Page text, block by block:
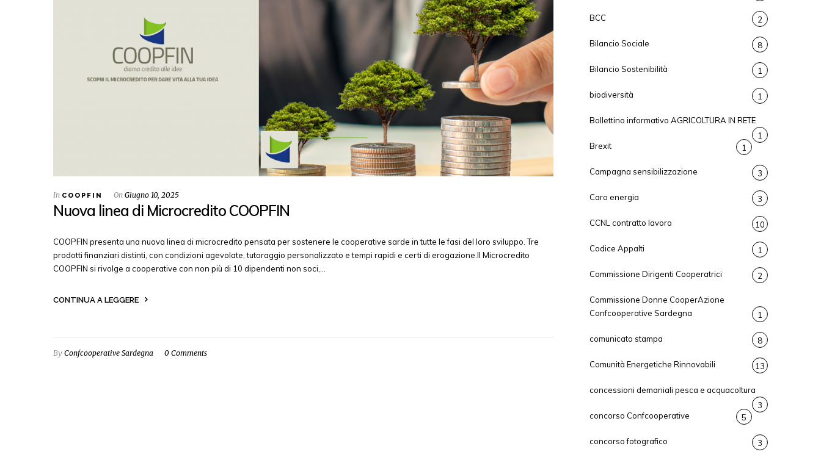
In COOPFIN On Giugno 10, 2025
Nuova linea di Microcredito COOPFIN
COOPFIN presenta una nuova linea di microcredito pensata per sostenere le cooperative sarde in tutte le fasi del loro sviluppo. Tre
prodotti finanziari distinti, con condizioni agevolate, tutoraggio personalizzato e tempi rapidi e certi di erogazione.Il Microcredito
COOPFIN si rivolge a cooperative con non più di 10 dipendenti non soci,…
CONTINUA A LEGGERE
By Confcooperative Sardegna 0 Comments
BCC 2
Bilancio Sociale 8
Bilancio Sostenibilità 1
biodiversità 1
Bollettino informativo AGRICOLTURA IN RETE
1
Brexit
1
Campagna sensibilizzazione 3
Caro energia 3
CCNL contratto lavoro 10
Codice Appalti 1
Commissione Dirigenti Cooperatrici 2
Commissione Donne CooperAzione
Confcooperative Sardegna
1
comunicato stampa 8
Comunità Energetiche Rinnovabili 13
concessioni demaniali pesca e acquacoltura
3
concorso Confcooperative
5
concorso fotografico 3